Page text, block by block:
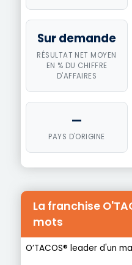
Sur demande
RÉSULTAT NET MOYEN
EN % DU CHIFFRE
D'AFFAIRES
—
PAYS D'ORIGINE
La franchise
mots
O’TACOS® leader d'un